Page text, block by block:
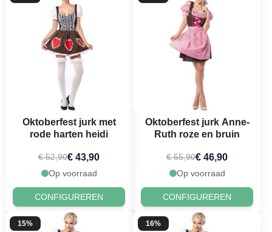
Oktoberfest jurk met
rode harten heidi
€ 52,90€ 43,90
Op voorraad
CONFIGUREREN
Oktoberfest jurk Anne-
Ruth roze en bruin
€ 55,90€ 46,90
Op voorraad
CONFIGUREREN
15% 16%